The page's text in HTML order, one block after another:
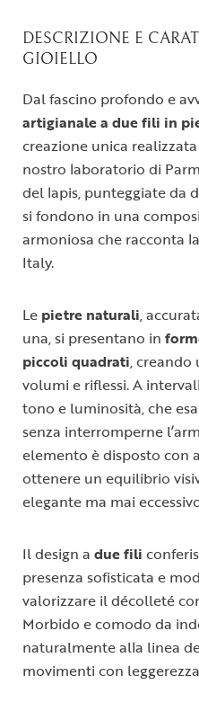
DESCRIZIONE E
GIOIELLO
Dal fascino profondo e
artigianale a due fili in
creazione unica
nostro laboratorio di
del lapis, punteggiate da
si fondono in una
armoniosa che racconta
Italy.
Le pietre naturali,
una, si presentano in
piccoli quadrati, creando
volumi e riflessi. A
tono e luminosità, che
senza interromperne
elemento è disposto con
ottenere un equilibrio
elegante ma mai
Il design a due fili
presenza sofisticata e
valorizzare il décolleté
Morbido e comodo da
naturalmente alla linea
movimenti con